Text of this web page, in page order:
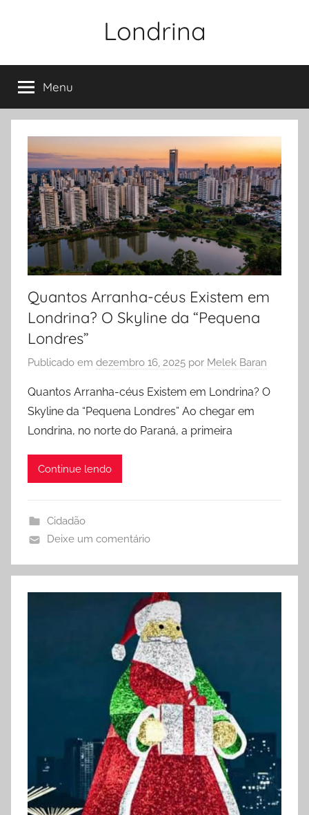
conteúdo
Londrina
Menu
Quantos Arranha-céus Existem em
Londrina? O Skyline da “Pequena
Londres”
Publicado em dezembro 16, 2025 por Melek Baran
Quantos Arranha-céus Existem em Londrina? O
Skyline da “Pequena Londres” Ao chegar em
Londrina, no norte do Paraná, a primeira
Continue lendo
Cidadão
Deixe um comentário